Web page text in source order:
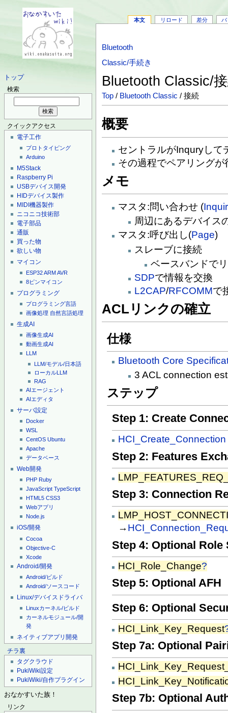
トップ
検索
クイックアクセス
電子工作
プロトタイピング
Arduino
M5Stack
Raspberry Pi
USBデバイス開発
HIDデバイス製作
MIDI機器製作
ニコニコ技術部
電子部品
通販
買った物
欲しい物
マイコン
ESP32ARMAVR
8ピンマイコン
プログラミング
プログラミング言語
画像処理 自然言語処理
生成AI
画像生成AI
動画生成AI
LLM
LLM/モデル/日本語
ローカルLLM
RAG
AIエージェント
AIエディタ
サーバ設定
Docker
WSL
CentOS Ubuntu
Apache
データベース
Web開発
PHP Ruby
JavaScript TypeScript
HTML5 CSS3
Webアプリ
Node.js
iOS/開発
Cocoa
Objective-C
Xcode
Android/開発
Android/ビルド
Android/ソースコード
Linux/デバイスドライバ
Linuxカーネル/ビルド
カーネルモジュール/開
発
ネイティブアプリ開発
チラ裏
タグクラウド
PukiWiki設定
PukiWiki/自作プラグイン
おなかすいた族！
リンク
本文 リロード 差分 バ
Bluetooth
Classic/手続き
Bluetooth Classic/
Top / Bluetooth Classic / 接続
概要
セントラルがInquryして
その過程でペアリングが
メモ
マスタ:問い合わせ (
周辺にあるデバイス
マスタ:呼び出し(Page)
スレーブに接続
ベースバンドで
SDPで情報を交換
L2CAP/RFCOMMで
ACLリンクの確立
仕様
Bluetooth Core
3 ACL connection
ステップ
Step 1: Create
HCI_Create_Connection
Step 2: Features
Step 3: Connection
→
Step 4: Optional Role
HCI_Role_Change?
Step 5: Optional AFH
Step 6: Optional
HCI_Link_Key_Request
Step 7a: Optional
Step 7b: Optional